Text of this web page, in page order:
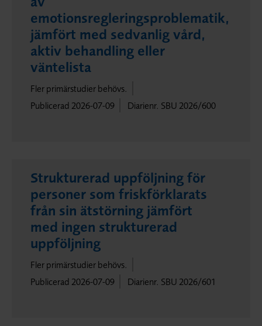
emotionsregleringsproblematik,
jämfört med sedvanlig vård,
aktiv behandling eller
väntelista
Fler primärstudier behövs.
Publicerad 2026-07-09
Diarienr. SBU 2026/600
Strukturerad uppföljning för
personer som friskförklarats
från sin ätstörning jämfört
med ingen strukturerad
uppföljning
Fler primärstudier behövs.
Publicerad 2026-07-09
Diarienr. SBU 2026/601